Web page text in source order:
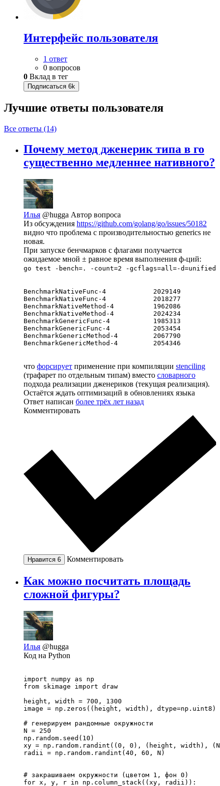
Интерфейс пользователя
1 ответ
0 вопросов
0 Вклад в тег
Подписаться 6k
Лучшие ответы пользователя
Все ответы (14)
Почему метод дженерик типа в го
существенно медленнее нативного?
Илья @hugga Автор вопроса
Из обсуждения https://github.com/golang/go/issues/50182
видно что проблема с производительностью generics не
новая.
При запуске бенчмарков с флагами получается
ожидаемое мной ± равное время выполнения ф-ций:
go test -bench=. -count=2 -gcflags=all=-d=unified
BenchmarkNativeFunc-4            2029149
BenchmarkNativeFunc-4            2018277
BenchmarkNativeMethod-4          1962086
BenchmarkNativeMethod-4          2024234
BenchmarkGenericFunc-4           1985313
BenchmarkGenericFunc-4           2053454
BenchmarkGenericMethod-4         2067790
BenchmarkGenericMethod-4         2054346
что форсирует применение при компиляции stenciling
(трафарет по отдельным типам) вместо словарного
подхода реализации дженериков (текущая реализация).
Остаётся ждать оптимизаций в обновлениях языка
Ответ написан более трёх лет назад
Комментировать
Нравится 6 Комментировать
Как можно посчитать площадь
сложной фигуры?
Илья @hugga
Код на Python
import numpy as np
from skimage import draw
height, width = 700, 1300
image = np.zeros((height, width), dtype=np.uint8)
# генерируем рандомные окружности
N = 250
np.random.seed(10)
xy = np.random.randint((0, 0), (height, width),
radii = np.random.randint(40, 60, N)
# закрашиваем окружности (цветом 1, фон 0)
for x, y, r in np.column_stack((xy, radii)):